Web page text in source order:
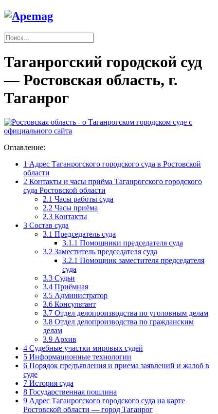
Таганрогский городской суд
— Ростовская область, г.
Таганрог
Оглавление:
1 Адрес Таганрогского городского суда в Ростовской
области
2 Контакты и часы приёма Таганрогского городского
суда Ростовской области
2.1 Часы работы суда
2.2 Часы приёма
2.3 Контакты
3 Состав суда
3.1 Председатель суда
3.1.1 Помощники председателя суда
3.2 Заместитель председателя суда
3.2.1 Помощник заместителя председателя
суда
3.3 Судьи
3.4 Приёмная
3.5 Администратор
3.6 Консультант
3.7 Отдел делопроизводства по уголовным делам
3.8 Отдел делопроизводства по гражданским
делам
3.9 Архив
4 Судебные участки мировых судей
5 Информационные технологии
6 Порядок предъявления и приема заявлений и жалоб в
суде
7 История суда
8 Государственная пошлина
9 Адрес Таганрогского городского суда на карте
Ростовской области — город Таганрог